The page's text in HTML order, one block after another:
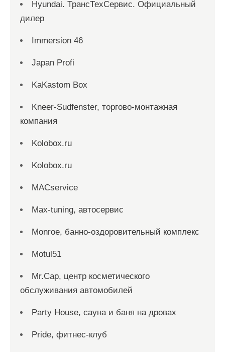
Hyundai. ТрансТехСервис. Официальный
дилер
Immersion 46
Japan Profi
KaKastom Box
Kneer-Sudfenster, торгово-монтажная
компания
Kolobox.ru
Kolobox.ru
MACservice
Max-tuning, автосервис
Monroe, банно-оздоровительный комплекс
Motul51
Mr.Cap, центр косметического
обслуживания автомобилей
Party House, сауна и баня на дровах
Pride, фитнес-клуб